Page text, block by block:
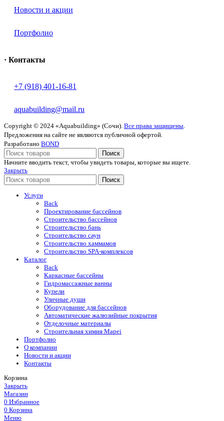
Новости и акции
Портфолио
· Контакты
+7 (918) 401-16-81
aquabuilding@mail.ru
Copyright © 2024 «Aquabuilding» (Сочи). Все права защищены
Предложения на сайте не являются публичной офертой.
Разработано BOND
Поиск
Начните вводить текст, чтобы увидеть товары, которые вы ищете.
Закрыть
Поиск
Услуги
Back
Проектирование бассейнов
Строительство бассейнов
Строительство бань
Строительство саун
Строительство хаммамов
Строительство SPA-комплексов
Каталог
Back
Каркасные бассейны
Гидромассажные ванны
Купели
Уличные души
Оборудование для бассейнов
Автоматические жалюзийные покрытия
Отделочные материалы
Строительная химия Mapei
Портфолио
O компании
Новости и акции
Контакты
Корзина
Закрыть
Магазин
0 Избранное
0 Корзина
Меню